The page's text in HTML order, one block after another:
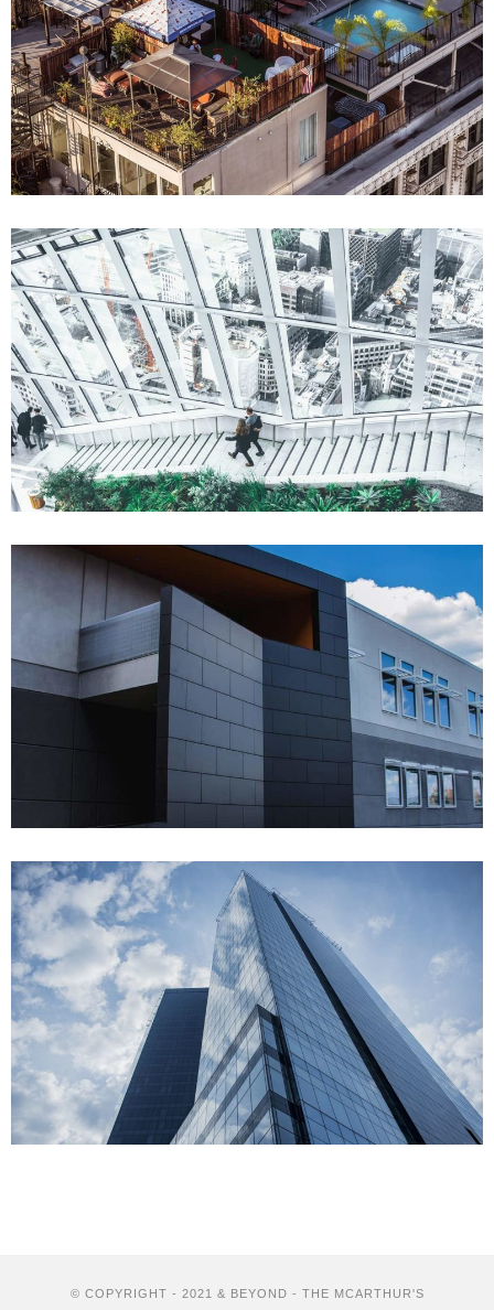
© COPYRIGHT - 2021 & BEYOND - THE MCARTHUR'S